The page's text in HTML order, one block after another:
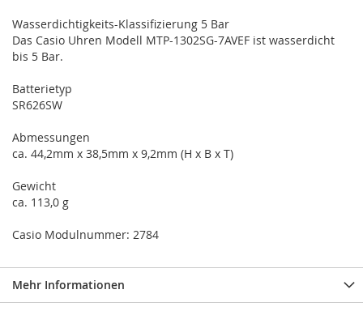
Wasserdichtigkeits-Klassifizierung 5 Bar
Das Casio Uhren Modell MTP-1302SG-7AVEF ist wasserdicht
bis 5 Bar.
Batterietyp
SR626SW
Abmessungen
ca. 44,2mm x 38,5mm x 9,2mm (H x B x T)
Gewicht
ca. 113,0 g
Casio Modulnummer: 2784
Mehr Informationen